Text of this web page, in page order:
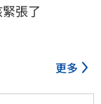
張了
更多